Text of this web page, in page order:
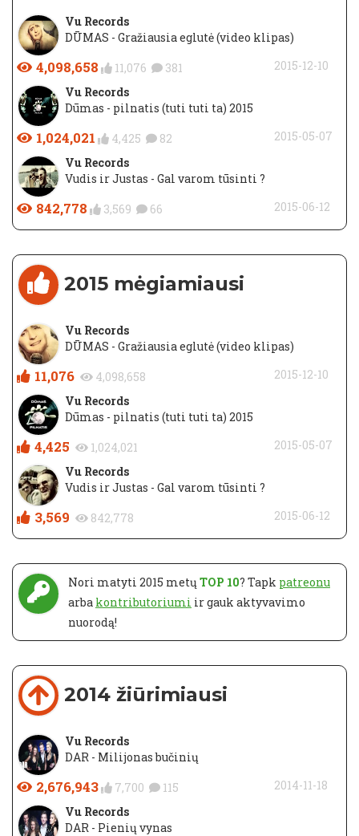
Vu Records
DŪMAS - Gražiausia eglutė (video klipas)
4,098,658 11,076 381
2015-12-10
Vu Records
Dūmas - pilnatis (tuti tuti ta) 2015
1,024,021 4,425 82
2015-05-07
Vu Records
Vudis ir Justas - Gal varom tūsinti ?
842,778 3,569 66 2015-06-12
2015 mėgiamiausi
Vu Records
DŪMAS - Gražiausia eglutė (video klipas)
11,076 4,098,658
2015-12-10
Vu Records
Dūmas - pilnatis (tuti tuti ta) 2015
4,425 1,024,021
2015-05-07
Vu Records
Vudis ir Justas - Gal varom tūsinti ?
3,569 842,778 2015-06-12
Nori matyti 2015 metų TOP 10? Tapk patreonu
arba kontributoriumi ir gauk aktyvavimo
nuorodą!
2014 žiūrimiausi
Vu Records
DAR - Milijonas bučinių
2,676,943 7,700 115
2014-11-18
Vu Records
DAR - Pienių vynas